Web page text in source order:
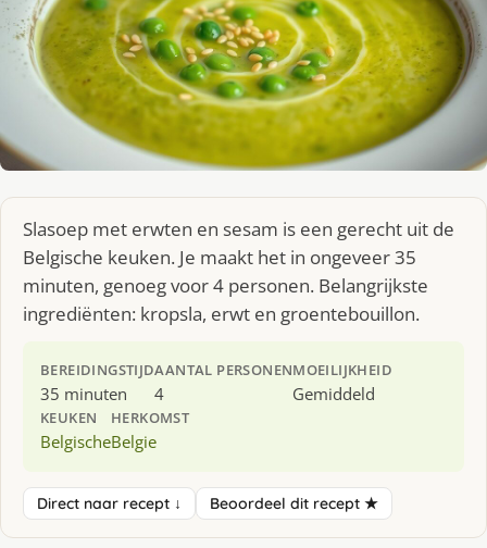
Slasoep met erwten en sesam is een gerecht uit de
Belgische keuken. Je maakt het in ongeveer 35
minuten, genoeg voor 4 personen. Belangrijkste
ingrediënten: kropsla, erwt en groentebouillon.
BEREIDINGSTIJD
35 minuten
AANTAL PERSONEN
4
MOEILIJKHEID
Gemiddeld
KEUKEN
Belgische
HERKOMST
Belgie
Direct naar recept ↓ Beoordeel dit recept ★